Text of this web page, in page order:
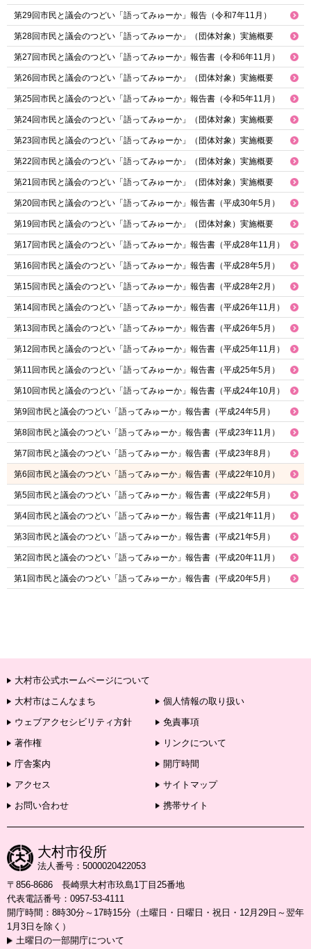
第29回市民と議会のつどい「語ってみゅーか」報告（令和7年11月）
第28回市民と議会のつどい「語ってみゅーか」（団体対象）実施概要
第27回市民と議会のつどい「語ってみゅーか」報告書（令和6年11月）
第26回市民と議会のつどい「語ってみゅーか」（団体対象）実施概要
第25回市民と議会のつどい「語ってみゅーか」報告書（令和5年11月）
第24回市民と議会のつどい「語ってみゅーか」（団体対象）実施概要
第23回市民と議会のつどい「語ってみゅーか」（団体対象）実施概要
第22回市民と議会のつどい「語ってみゅーか」（団体対象）実施概要
第21回市民と議会のつどい「語ってみゅーか」（団体対象）実施概要
第20回市民と議会のつどい「語ってみゅーか」報告書（平成30年5月）
第19回市民と議会のつどい「語ってみゅーか」（団体対象）実施概要
第17回市民と議会のつどい「語ってみゅーか」報告書（平成28年11月）
第16回市民と議会のつどい「語ってみゅーか」報告書（平成28年5月）
第15回市民と議会のつどい「語ってみゅーか」報告書（平成28年2月）
第14回市民と議会のつどい「語ってみゅーか」報告書（平成26年11月）
第13回市民と議会のつどい「語ってみゅーか」報告書（平成26年5月）
第12回市民と議会のつどい「語ってみゅーか」報告書（平成25年11月）
第11回市民と議会のつどい「語ってみゅーか」報告書（平成25年5月）
第10回市民と議会のつどい「語ってみゅーか」報告書（平成24年10月）
第9回市民と議会のつどい「語ってみゅーか」報告書（平成24年5月）
第8回市民と議会のつどい「語ってみゅーか」報告書（平成23年11月）
第7回市民と議会のつどい「語ってみゅーか」報告書（平成23年8月）
第6回市民と議会のつどい「語ってみゅーか」報告書（平成22年10月）
第5回市民と議会のつどい「語ってみゅーか」報告書（平成22年5月）
第4回市民と議会のつどい「語ってみゅーか」報告書（平成21年11月）
第3回市民と議会のつどい「語ってみゅーか」報告書（平成21年5月）
第2回市民と議会のつどい「語ってみゅーか」報告書（平成20年11月）
第1回市民と議会のつどい「語ってみゅーか」報告書（平成20年5月）
大村市公式ホームページについて
大村市はこんなまち
個人情報の取り扱い
ウェブアクセシビリティ方針
免責事項
著作権
リンクについて
庁舎案内
開庁時間
アクセス
サイトマップ
お問い合わせ
携帯サイト
大村市役所
法人番号：5000020422053
〒856-8686 長崎県大村市玖島1丁目25番地
代表電話番号：0957-53-4111
開庁時間：8時30分～17時15分（土曜日・日曜日・祝日・12月29日～翌年
1月3日を除く）
土曜日の一部開庁について